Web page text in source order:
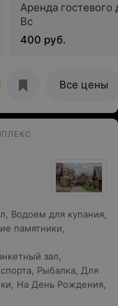
Аренда гостевого
Вс
400 руб.
Все цены
Водоем для купания
памятники
зал
Рыбалка Для
На День Рождения